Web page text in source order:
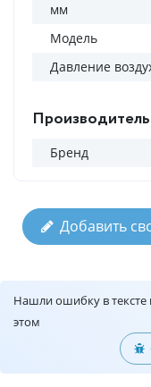
мм
Модель
Давление
Производитель
Бренд
Добавить
Нашли ошибку в тексте
этом